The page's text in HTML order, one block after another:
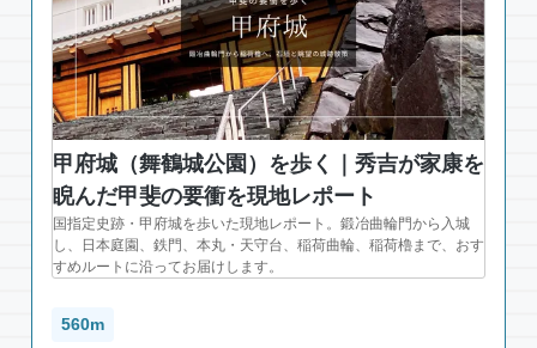
甲府城（舞鶴城公園）を歩く｜秀吉が家康を
睨んだ甲斐の要衝を現地レポート
国指定史跡・甲府城を歩いた現地レポート。鍛冶曲輪門から入城
し、日本庭園、鉄門、本丸・天守台、稲荷曲輪、稲荷櫓まで、おす
すめルートに沿ってお届けします。
560m